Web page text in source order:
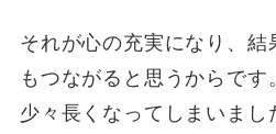
それが心の充実になり、結
もつながると思うからです
少々長くなってしまいまし